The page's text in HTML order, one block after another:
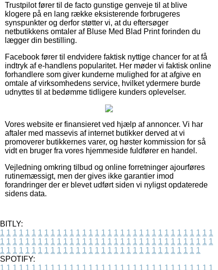
Trustpilot fører til de facto gunstige genveje til at blive
klogere på en lang række eksisterende forbrugeres
synspunkter og derfor støtter vi, at du eftersøger
netbutikkens omtaler af Bluse Med Blad Print forinden du
lægger din bestilling.
Facebook fører til endvidere faktisk nyttige chancer for at få
indtryk af e-handlens popularitet. Her møder vi faktisk online
forhandlere som giver kunderne mulighed for at afgive en
omtale af virksomhedens service, hvilket ydermere burde
udnyttes til at bedømme tidligere kunders oplevelser.
Vores website er finansieret ved hjælp af annoncer. Vi har
aftaler med massevis af internet butikker derved at vi
promoverer butikkernes varer, og høster kommission for så
vidt en bruger fra vores hjemmeside fuldfører en handel.
Vejledning omkring tilbud og online forretninger ajourføres
rutinemæssigt, men der gives ikke garantier imod
forandringer der er blevet udført siden vi nyligst opdaterede
sidens data.
BITLY:
1 1 1 1 1 1 1 1 1 1 1 1 1 1 1 1 1 1 1 1 1 1 1 1 1 1 1 1 1 1 1 1 1 1
1 1 1 1 1 1 1 1 1 1 1 1 1 1 1 1 1 1 1 1 1 1 1 1 1 1 1 1 1 1 1 1 1 1
1 1 1 1 1 1 1 1 1 1 1 1 1 1 1 1 1 1 1 1 1 1 1 1 1 1 1 1 1 1 1 1
SPOTIFY:
1 1 1 1 1 1 1 1 1 1 1 1 1 1 1 1 1 1 1 1 1 1 1 1 1 1 1 1 1 1 1 1 1 1